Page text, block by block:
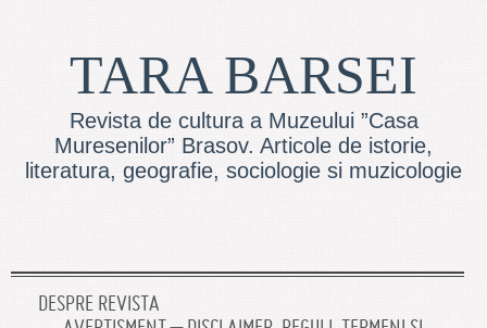
TARA BARSEI
Revista de cultura a Muzeului ”Casa
Muresenilor” Brasov. Articole de istorie,
literatura, geografie, sociologie si muzicologie
DESPRE REVISTA